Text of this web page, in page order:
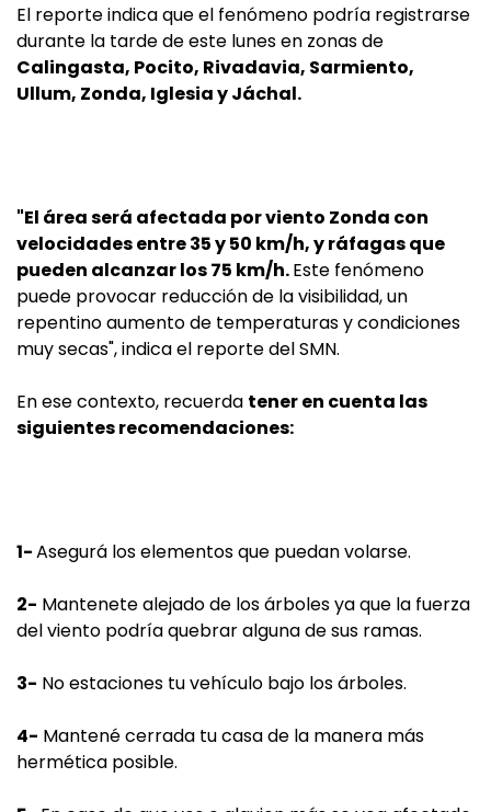
El reporte indica que el fenómeno podría registrarse
durante la tarde de este lunes en zonas de
Calingasta, Pocito, Rivadavia, Sarmiento,
Ullum, Zonda, Iglesia y Jáchal.
"El área será afectada por viento Zonda con
velocidades entre 35 y 50 km/h, y ráfagas que
pueden alcanzar los 75 km/h.Este fenómeno
puede provocar reducción de la visibilidad, un
repentino aumento de temperaturas y condiciones
muy secas", indica el reporte del SMN.
En ese contexto, recuerda tener en cuenta las
siguientes recomendaciones:
1-Asegurá los elementos que puedan volarse.
2- Mantenete alejado de los árboles ya que la fuerza
del viento podría quebrar alguna de sus ramas.
3- No estaciones tu vehículo bajo los árboles.
4- Mantené cerrada tu casa de la manera más
hermética posible.